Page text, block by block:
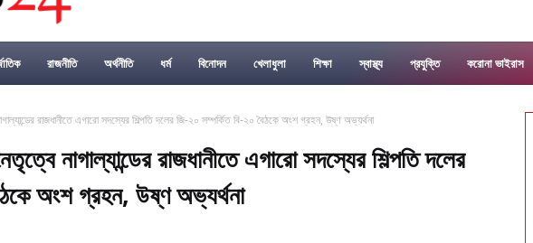
রাজনীতি অর্থনীতি ধর্ম বিনোদন খেলাধুলা শিক্ষা স্বাস্থ্য প্রযুক্তি করোনা ভাইরাস
রাজধানীতে এগারো সদস্যের শিল্পতি দলের জি-২০ সম্পর্কিত বি-২০ বৈঠকে অংশ গ্রহন, উষ্ণ অভ্যর্থনা
নাগাল্যান্ডের রাজধানীতে এগারো সদস্যের শিল্পতি দলের
অংশ গ্রহন, উষ্ণ অভ্যর্থনা